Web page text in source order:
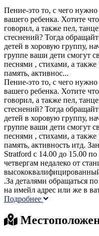
Пение-это то, с чего
вашего ребенка. Хотите
говорил, а также пел,
стеснений? Тогда
детей в хоровую группу,
группе ваши дети смогут
песнями , стихами, а также
память, активнос...
Пение-это то, с чего
вашего ребенка. Хотите
говорил, а также пел,
стеснений? Тогда
детей в хоровую группу,
группе ваши дети смогут
песнями , стихами, а также
память, активность итд.
Stratford с 14.00 до 15.00
четвергам недалеко от
.За деталями обращаться
на имейл адрес или же в
Подробнее